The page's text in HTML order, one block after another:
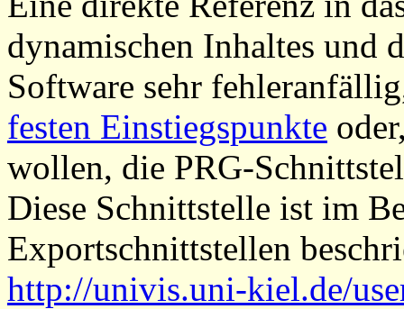
dynamischen Inhaltes und
Software sehr
festen Einstiegspunkte
wollen, die PRG-
Diese Schnittstelle ist im
Exportschnittstellen
http://univis.uni-kiel.de/